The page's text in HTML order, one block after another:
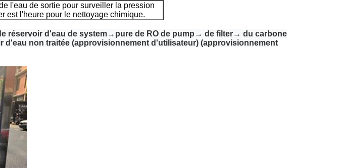
l'eau de sortie pour surveiller la pression
est l'heure pour le nettoyage chimique.
réservoir d'eau de system→pure de RO de pump→ de filter→ du carbone
non traitée (approvisionnement d'utilisateur) (approvisionnement